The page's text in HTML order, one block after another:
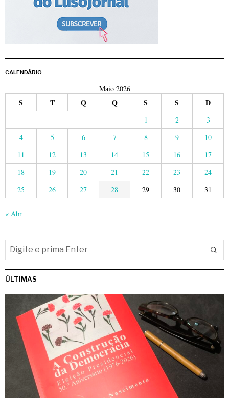
CALENDÁRIO
Maio 2026
S T Q Q S S D
1 2
3
4
5 6 7 8 9
10
11
12 13 14 15 16
17
18
19 20 21 22 23
24
25
26 27 28 29 30 31
« Abr
ÚLTIMAS